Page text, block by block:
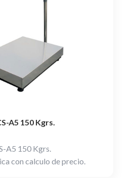
A5 150 Kgrs.
A5 150 Kgrs.
con calculo de precio.